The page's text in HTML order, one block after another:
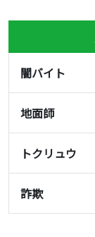
闇バイト
地面師
トクリュウ
詐欺